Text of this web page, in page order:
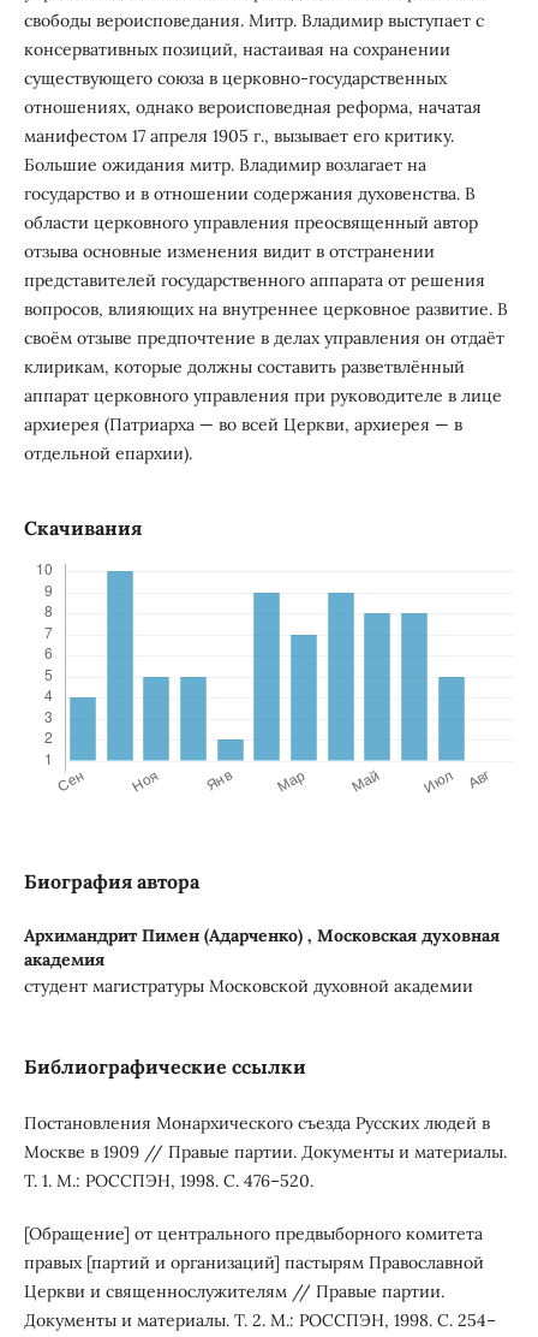
свободы вероисповедания. Митр. Владимир выступает с
консервативных позиций, настаивая на сохранении
существующего союза в церковно-государственных
отношениях, однако вероисповедная реформа, начатая
манифестом 17 апреля 1905 г., вызывает его критику.
Большие ожидания митр. Владимир возлагает на
государство и в отношении содержания духовенства. В
области церковного управления преосвященный автор
отзыва основные изменения видит в отстранении
представителей государственного аппарата от решения
вопросов, влияющих на внутреннее церковное развитие. В
своём отзыве предпочтение в делах управления он отдаёт
клирикам, которые должны составить разветвлённый
аппарат церковного управления при руководителе в лице
архиерея (Патриарха — во всей Церкви, архиерея — в
отдельной епархии).
Скачивания
Биография автора
Архимандрит Пимен (Адарченко) , Московская духовная
академия
студент магистратуры Московской духовной академии
Библиографические ссылки
Постановления Монархического съезда Русских людей в
Москве в 1909 // Правые партии. Документы и материалы.
Т. 1. М.: РОССПЭН, 1998. С. 476–520.
[Обращение] от центрального предвыборного комитета
правых [партий и организаций] пастырям Православной
Церкви и священнослужителям // Правые партии.
Документы и материалы. Т. 2. М.: РОССПЭН, 1998. С. 254–